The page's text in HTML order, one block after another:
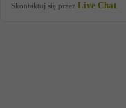
Skontaktuj się przez Live Chat